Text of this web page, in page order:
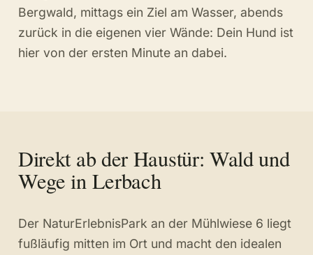
Bergwald, mittags ein Ziel am Wasser, abends
zurück in die eigenen vier Wände: Dein Hund ist
hier von der ersten Minute an dabei.
Direkt ab der Haustür: Wald und
Wege in Lerbach
Der NaturErlebnisPark an der Mühlwiese 6 liegt
fußläufig mitten im Ort und macht den idealen